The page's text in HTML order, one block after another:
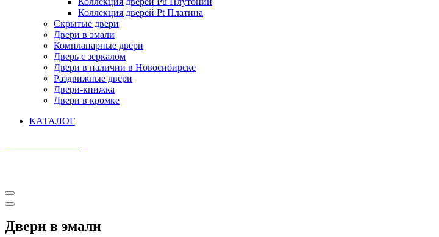
Коллекция дверей Pt Платина
Скрытые двери
Двери в эмали
Компланарные двери
Дверь с зеркалом
Двери в наличии в Новосибирске
Раздвижные двери
Двери-книжка
Двери в кромке
КАТАЛОГ
Двери в эмали